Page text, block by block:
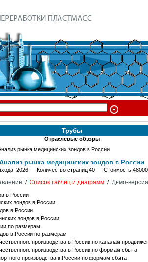
Трубы
Отраслевые обзоры
рынка медицинских зондов в России
Анализ рынка медицинских зондов в России
2026 Количество страниц 40 Стоимость 48000
/ Список таблиц и диаграмм/ Демо-версия
в России
зондов в России
в России.
зондов в России
по размерам
в России по размерам
производства в России по каналам
производства в России по формам сбыта
производства в России по формам сбыта